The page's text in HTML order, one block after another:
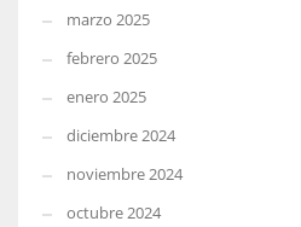
marzo 2025
febrero 2025
enero 2025
diciembre 2024
noviembre 2024
octubre 2024